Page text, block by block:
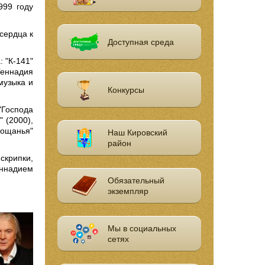
году
к
"К-141"
и
(2000),
Доступная среда
Конкурсы
Наш Кировский
район
Обязательный
экземпляр
Мы в социальных
сетях